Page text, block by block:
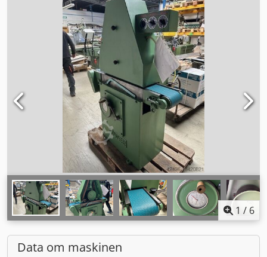
1 / 6
Data om maskinen